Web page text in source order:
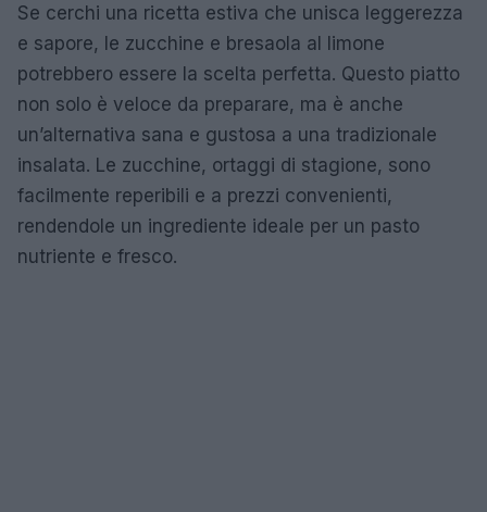
Se cerchi una ricetta estiva che unisca leggerezza
e sapore, le zucchine e bresaola al limone
potrebbero essere la scelta perfetta. Questo piatto
non solo è veloce da preparare, ma è anche
un’alternativa sana e gustosa a una tradizionale
insalata. Le zucchine, ortaggi di stagione, sono
facilmente reperibili e a prezzi convenienti,
rendendole un ingrediente ideale per un pasto
nutriente e fresco.